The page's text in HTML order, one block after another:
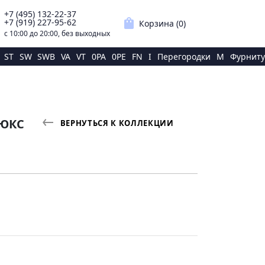
+7 (495) 132-22-37
+7 (919) 227-95-62
с 10:00 до 20:00, без выходных
shopping_bag Корзина (0)
ST SW SWB VA VT 0PA 0PE FN I Перегородки M
ВЕРНУТЬСЯ К КОЛЛЕКЦИИ